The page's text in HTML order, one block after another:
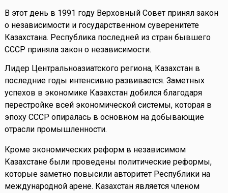
В этот день в 1991 году Верховный Совет принял закон
о независимости и государственном суверенитете
Казахстана. Республика последней из стран бывшего
СССР приняла закон о независимости.
Лидер Центральноазиатского региона, Казахстан в
последние годы интенсивно развивается. Заметных
успехов в экономике Казахстан добился благодаря
перестройке всей экономической системы, которая в
эпоху СССР опиралась в основном на добывающие
отрасли промышленности.
Кроме экономических реформ в независимом
Казахстане были проведены политические реформы,
которые заметно повысили авторитет Республики на
международной арене. Казахстан является членом